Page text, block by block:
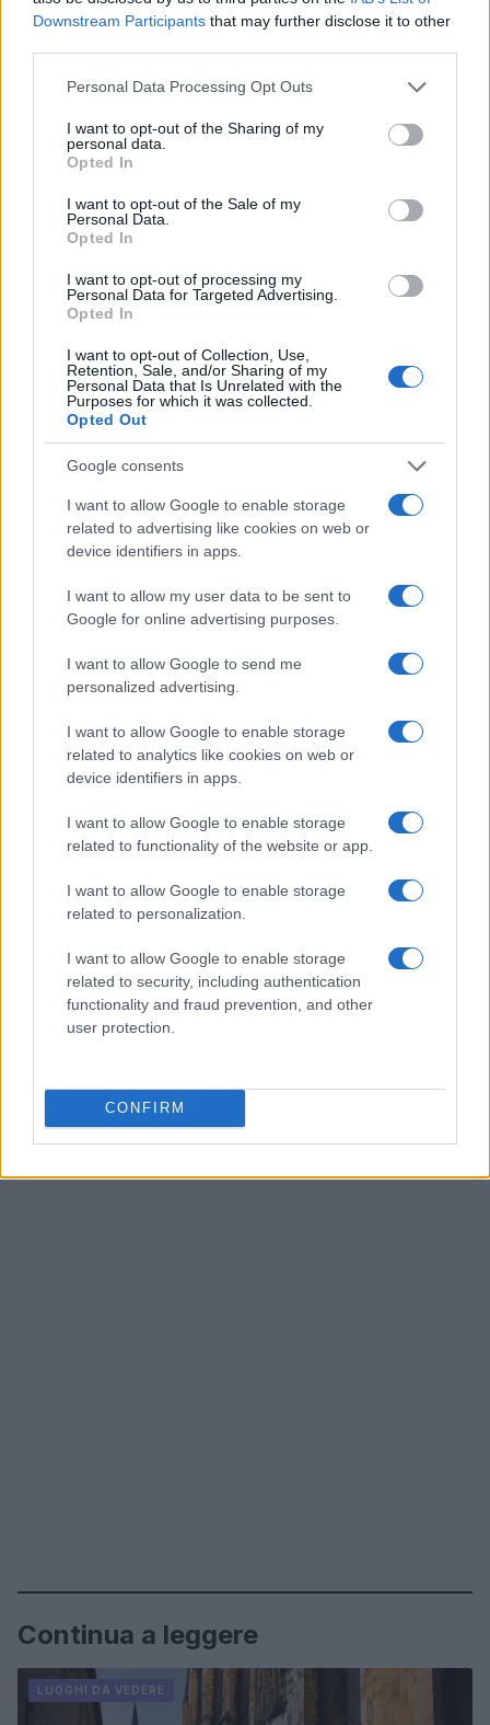
Downstream Participants that may further disclose it to other
Please note that this website/app uses one or more Google
not limited to your visit or usage behaviour. You may click to
grant or deny consent to Google and its third-party tags to
use your data for below specified purposes in below Google
consent section.
Personal Data Processing Opt Outs
I want to opt-out of the Sharing of my
personal data.
Opted In
I want to opt-out of the Sale of my
Personal Data.
Opted In
I want to opt-out of processing my
Personal Data for Targeted Advertising.
Opted In
I want to opt-out of Collection, Use,
Retention, Sale, and/or Sharing of my
Personal Data that Is Unrelated with the
Purposes for which it was collected.
Opted Out
Google consents
I want to allow Google to enable storage
related to advertising like cookies on web or
device identifiers in apps.
I want to allow my user data to be sent to
Google for online advertising purposes.
I want to allow Google to send me
personalized advertising.
I want to allow Google to enable storage
related to analytics like cookies on web or
device identifiers in apps.
I want to allow Google to enable storage
related to functionality of the website or app.
I want to allow Google to enable storage
related to personalization.
I want to allow Google to enable storage
related to security, including authentication
functionality and fraud prevention, and other
user protection.
CONFIRM
distanza; evitare droni dove vietati e mantenere
quota sufficiente per non stressare la fauna. Nel
dubbio, prevalere sull’osservazione lunga rispetto
alla posa scenografica.
Itinerari-tipo per un’uscita equilibrata
Una giornata ben pensata può unire due elementi
senza correre. Esempi: mattino tra
ripari con sosta discreta presso un antico salto
d’acqua; pomeriggio su un crinale argilloso per
leggere le forme dei calanchi
. Oppure un anello che
tocchi una cascata minore e un borgo storico, con
rientro su viabilità secondaria. La chiave è
concentrazioni nei punti più noti e godere delle
variazioni di luce.
Con questo approccio, i luoghi meno battuti
l’acqua possa lavorare la pietra, come la tecnica
stesso racconti ere geologiche. Chi sceglie mulini,
cascate e calanchi sceglie una
attraversare in silenzio, passo dopo passo,
lasciando che siano i dettagli a guidare il ritmo.
AUTORE
Alessandro Tassinari, torinese con passaporto
dopo un incontro al Rifugio Garelli: oggi cura
storie di viaggio in chiave narrativa. In
redazione predilige longform, sostiene
l'attenzione al paesaggio e conserva un
Continua a leggere
LUOGHI DA VEDERE